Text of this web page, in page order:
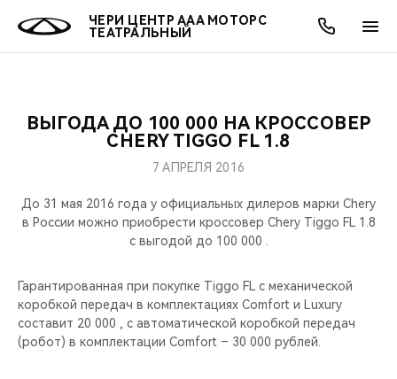
ЧЕРИ ЦЕНТР ААА МОТОРС
ТЕАТРАЛЬНЫЙ
МОДЕЛИ
КРОССОВЕРЫ
СЕДАНЫ
НОВИНКИ
ПОКУПАТЕЛЯМ
КРЕДИТ И СТРАХОВАНИЕ
ВЛАДЕЛЬЦАМ
ЗАПЧАСТИ И АКСЕССУАРЫ
CHERY CONNECT
МИР CHERY
О БРЕНДЕ
ЛЮДИ CHERY
АКЦИИ
ОНЛАЙН СЕРВИСЫ
КРЕДИТ
О КОМПАНИИ
МЫ В СОЦСЕТЯХ
ВЫГОДА ДО 100 000 НА КРОССОВЕР
CHERY TIGGO FL 1.8
7 АПРЕЛЯ 2016
До 31 мая 2016 года у официальных дилеров марки Chery
в России можно приобрести кроссовер Chery Tiggo FL 1.8
с выгодой до 100 000 .
Гарантированная при покупке Tiggo FL c механической
коробкой передач в комплектациях Comfort и Luxury
составит 20 000 , c автоматической коробкой передач
(робот) в комплектации Comfort – 30 000 рублей.